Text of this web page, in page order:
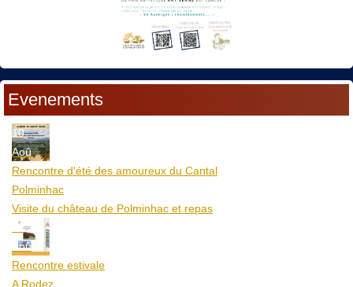
Evenements
10
Aoû
Rencontre d'été des amoureux du Cantal
Polminhac
Visite du château de Polminhac et repas
12
Aoû
Rencontre estivale
A Rodez